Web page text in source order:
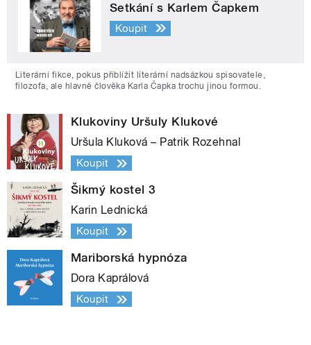
Setkání s Karlem Čapkem
Koupit
Literární fikce, pokus přiblížit literární nadsázkou spisovatele,
filozofa, ale hlavně člověka Karla Čapka trochu jinou formou.
Klukoviny Uršuly Klukové
Uršula Kluková – Patrik Rozehnal
Koupit
Šikmý kostel 3
Karin Lednická
Koupit
Mariborská hypnóza
Dora Kaprálová
Koupit